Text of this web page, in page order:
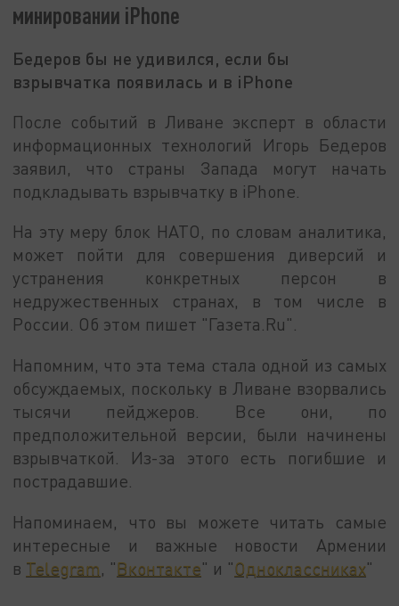
минировании iPhone
Бедеров бы не удивился, если бы
взрывчатка появилась и в iPhone
После событий в Ливане эксперт в области
информационных технологий Игорь Бедеров
заявил, что страны Запада могут начать
подкладывать взрывчатку в iPhone.
На эту меру блок НАТО, по словам аналитика,
может пойти для совершения диверсий и
устранения конкретных персон в
недружественных странах, в том числе в
России. Об этом пишет "Газета.Ru".
Напомним, что эта тема стала одной из самых
обсуждаемых, поскольку в Ливане взорвались
тысячи пейджеров. Все они, по
предположительной версии, были начинены
взрывчаткой. Из-за этого есть погибшие и
пострадавшие.
Напоминаем, что вы можете читать самые
интересные и важные новости Армении
в Telegram, "Вконтакте" и "Одноклассниках"